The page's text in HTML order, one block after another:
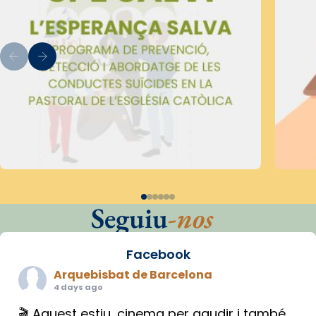
Seguiu-nos
Facebook
Arquebisbat de Barcelona
4 days ago